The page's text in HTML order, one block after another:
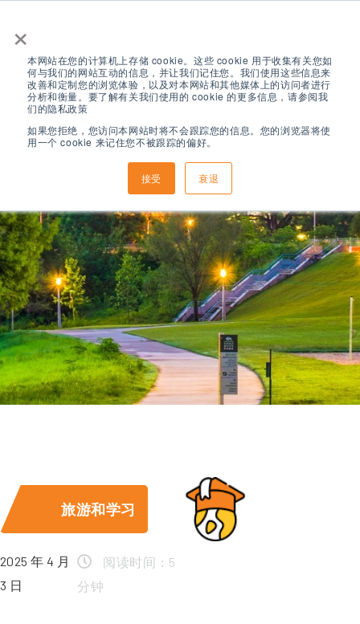
×
本网站在您的计算机上存储 cookie。这些 cookie 用于收集有关您如
何与我们的网站互动的信息，并让我们记住您。我们使用这些信息来
改善和定制您的浏览体验，以及对本网站和其他媒体上的访问者进行
分析和衡量。要了解有关我们使用的 cookie 的更多信息，请参阅我
们的隐私政策
如果您拒绝，您访问本网站时将不会跟踪您的信息。您的浏览器将使
用一个 cookie 来记住您不被跟踪的偏好。
接受 衰退
旅游和学习
2025 年 4 月
3 日
阅读时间：5
分钟